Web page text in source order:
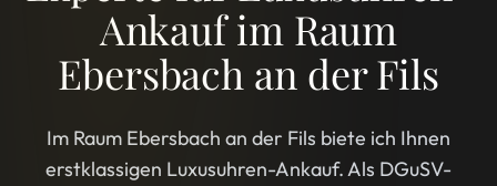
Ankauf im Raum
Ebersbach an der Fils
Im Raum Ebersbach an der Fils biete ich Ihnen
erstklassigen Luxusuhren-Ankauf. Als DGuSV-